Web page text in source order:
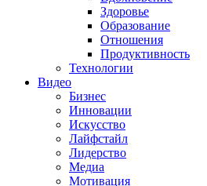
Здоровье
Образование
Отношения
Продуктивность
Технологии
Видеo
Бизнес
Инновации
Искусство
Лайфстайл
Лидерство
Медиа
Мотивация